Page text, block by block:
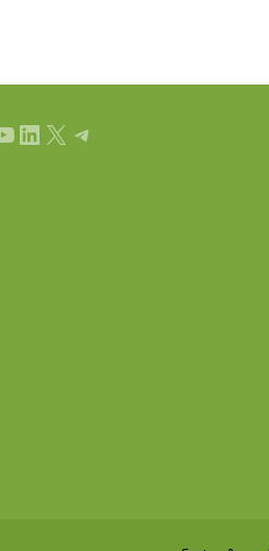
LinkedIn
X Telegram